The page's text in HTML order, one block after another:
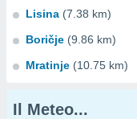
Lisina (7.38 km)
Boričje (9.86 km)
Mratinje (10.75 km)
Il Meteo...